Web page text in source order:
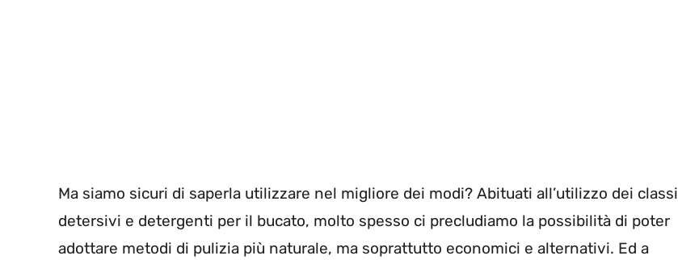
Ma siamo sicuri di saperla utilizzare nel migliore dei modi? Abituati all’utilizzo dei
detersivi e detergenti per il bucato, molto spesso ci precludiamo la possibilità di poter
adottare metodi di pulizia più naturale, ma soprattutto economici e alternativi. Ed a